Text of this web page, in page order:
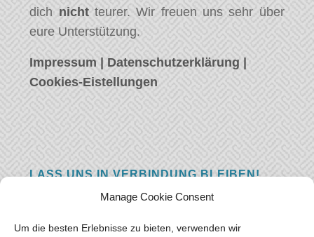
Manage Cookie Consent
Um die besten Erlebnisse zu bieten, verwenden wir
dich nichtteurer. Wir freuen uns sehr über
eure Unterstützung.
Impressum | Datenschutzerklärung |
Cookies-Eistellungen
LASS UNS IN VERBINDUNG BLEIBEN!
Hast eine Frage, einen Kommentar, oder